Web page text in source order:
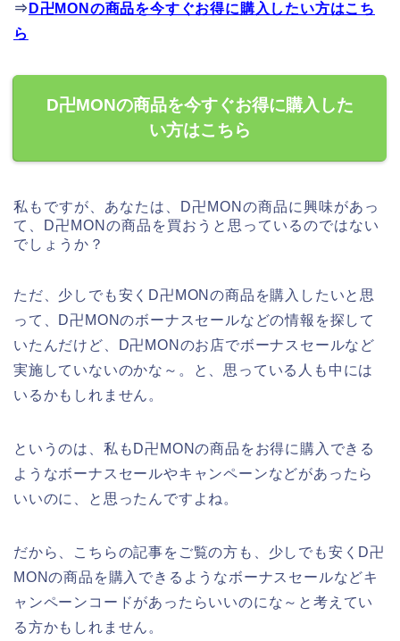
⇒ D卍MONの商品を今すぐお得に購入したい方はこち
ら
D卍MONの商品を今すぐお得に購入した
い方はこちら
私もですが、あなたは、D卍MONの商品に興味があっ
て、D卍MONの商品を買おうと思っているのではない
でしょうか？
ただ、少しでも安くD卍MONの商品を購入したいと思
って、D卍MONのボーナスセールなどの情報を探して
いたんだけど、D卍MONのお店でボーナスセールなど
実施していないのかな～。と、思っている人も中には
いるかもしれません。
というのは、私もD卍MONの商品をお得に購入できる
ようなボーナスセールやキャンペーンなどがあったら
いいのに、と思ったんですよね。
だから、こちらの記事をご覧の方も、少しでも安くD卍
MONの商品を購入できるようなボーナスセールなどキ
ャンペーンコードがあったらいいのにな～と考えてい
る方かもしれません。